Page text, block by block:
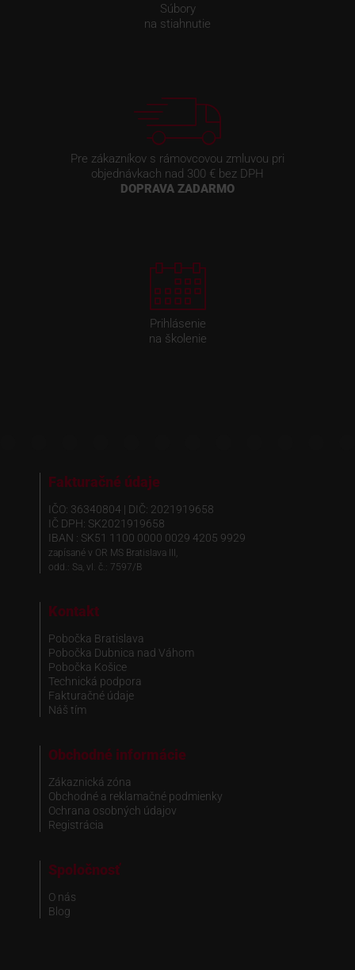
Súbory
na stiahnutie
Pre zákazníkov s rámovcovou zmluvou pri
objednávkach nad 300 € bez DPH
DOPRAVA ZADARMO
Prihlásenie
na školenie
Fakturačné údaje
IČO: 36340804 | DIČ: 2021919658
IČ DPH: SK2021919658
IBAN : SK51 1100 0000 0029 4205 9929
zapísané v OR MS Bratislava III,
odd.: Sa, vl. č.: 7597/B
Kontakt
Pobočka Bratislava
Pobočka Dubnica nad Váhom
Pobočka Košice
Technická podpora
Fakturačné údaje
Náš tím
Obchodné informácie
Zákaznická zóna
Obchodné a reklamačné podmienky
Ochrana osobných údajov
Registrácia
Spoločnosť
O nás
Blog